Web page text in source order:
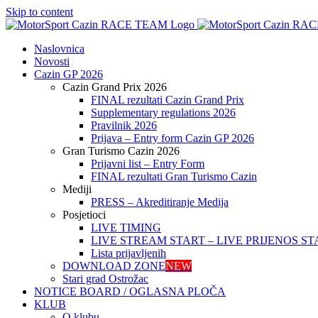
Skip to content
Naslovnica
Novosti
Cazin GP 2026
Cazin Grand Prix 2026
FINAL rezultati Cazin Grand Prix
Supplementary regulations 2026
Pravilnik 2026
Prijava – Entry form Cazin GP 2026
Gran Turismo Cazin 2026
Prijavni list – Entry Form
FINAL rezultati Gran Turismo Cazin
Mediji
PRESS – Akreditiranje Medija
Posjetioci
LIVE TIMING
LIVE STREAM START – LIVE PRIJENOS
Lista prijavljenih
DOWNLOAD ZONENEW
Stari grad Ostrožac
NOTICE BOARD / OGLASNA PLOČA
KLUB